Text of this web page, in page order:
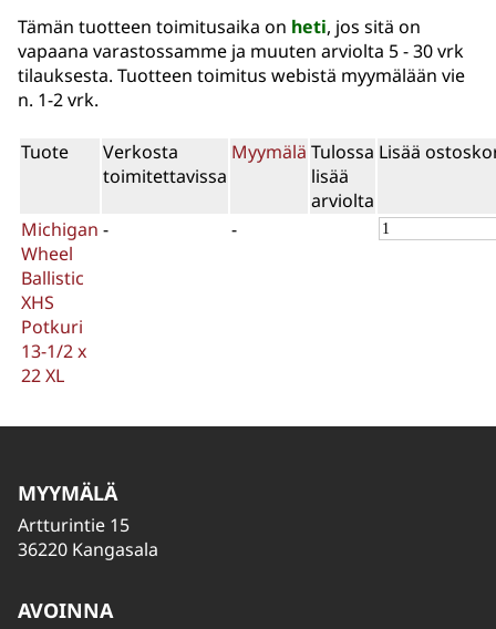
Tämän tuotteen toimitusaika on heti, jos sitä on
vapaana varastossamme ja muuten arviolta 5 - 30 vrk
tilauksesta. Tuotteen toimitus webistä myymälään vie
n. 1-2 vrk.
Tuote
Verkosta
toimitettavissa
Myymälä Tulossa
lisää
arviolta
Lisää
Michigan
Wheel
Ballistic
XHS
Potkuri
13-1/2 x
22 XL
- -
MYYMÄLÄ
Artturintie 15
36220 Kangasala
AVOINNA